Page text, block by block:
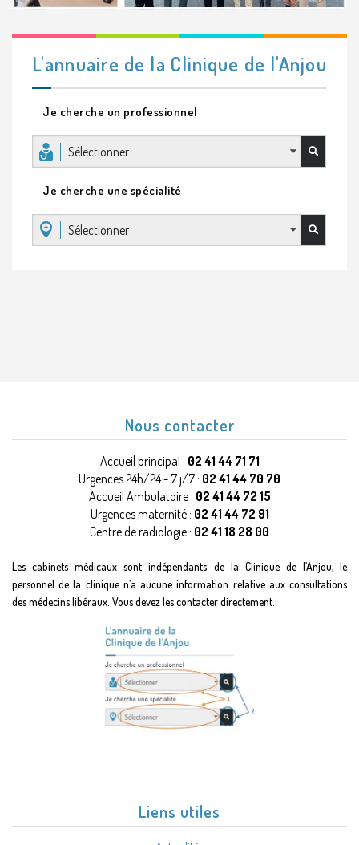
L'annuaire de la Clinique de l'Anjou
Je cherche un professionnel
Sélectionner
Je cherche une spécialité
Sélectionner
Nous contacter
Accueil principal : 02 41 44 71 71
Urgences 24h/24 - 7 j/7 : 02 41 44 70 70
Accueil Ambulatoire : 02 41 44 72 15
Urgences maternité : 02 41 44 72 91
Centre de radiologie : 02 41 18 28 00
Les cabinets médicaux sont indépendants de la Clinique de l’Anjou, le
personnel de la clinique n’a aucune information relative aux consultations
des médecins libéraux. Vous devez les contacter directement.
Liens utiles